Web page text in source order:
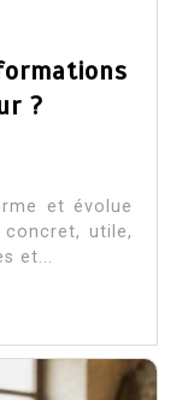
?
et évolue
concret, utile,
et...